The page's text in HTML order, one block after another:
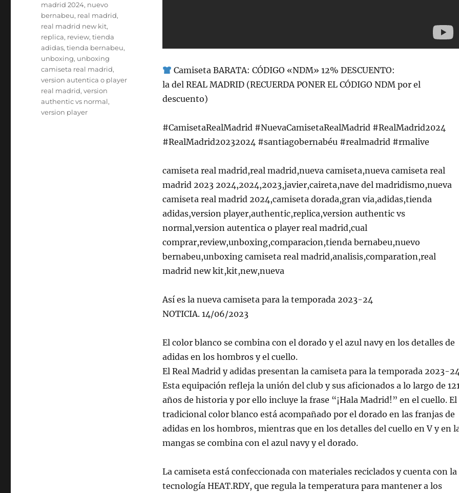
Camiseta BARATA: CÓDIGO «NDM» 12% DESCUENTO:
la del REAL MADRID (RECUERDA PONER EL CÓDIGO NDM por el
descuento)
#CamisetaRealMadrid #NuevaCamisetaRealMadrid #RealMadrid2024
#RealMadrid20232024 #santiagobernabéu #realmadrid #rmalive
camiseta real madrid,real madrid,nueva camiseta,nueva camiseta real
madrid 2023 2024,2024,2023,javier,caireta,nave del madridismo,nueva
camiseta real madrid 2024,camiseta dorada,gran via,adidas,tienda
adidas,version player,authentic,replica,version authentic vs
normal,version autentica o player real madrid,cual
comprar,review,unboxing,comparacion,tienda bernabeu,nuevo
bernabeu,unboxing camiseta real madrid,analisis,comparation,real
madrid new kit,kit,new,nueva
Así es la nueva camiseta para la temporada 2023-24
NOTICIA. 14/06/2023
El color blanco se combina con el dorado y el azul navy en los detalles de
adidas en los hombros y el cuello.
El Real Madrid y adidas presentan la camiseta para la temporada 2023-
Esta equipación refleja la unión del club y sus aficionados a lo largo de
años de historia y por ello incluye la frase “¡Hala Madrid!” en el cuello. El
tradicional color blanco está acompañado por el dorado en las franjas de
adidas en los hombros, mientras que en los detalles del cuello en V y en
mangas se combina con el azul navy y el dorado.
La camiseta está confeccionada con materiales reciclados y cuenta con la
tecnología HEAT.RDY, que regula la temperatura para mantener a los
madrid 2024, nuevo
bernabeu, real madrid,
real madrid new kit,
replica, review,tienda
adidas,tienda bernabeu,
unboxing, unboxing
camiseta real madrid,
version autentica o player
real madrid,version
authentic vs normal,
version player